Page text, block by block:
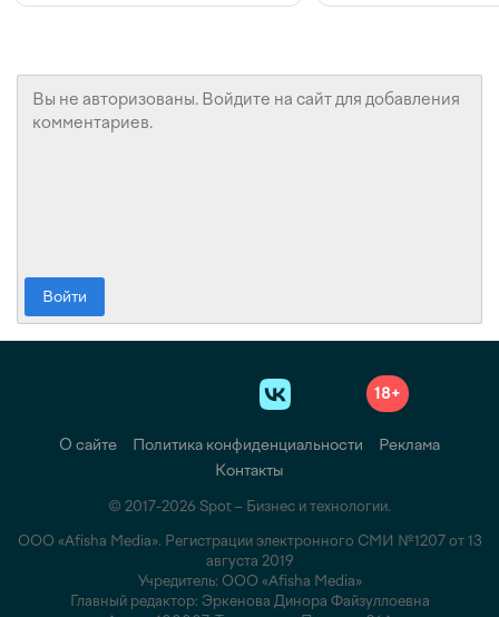
Войти
18+
О сайте Политика конфиденциальности
Реклама
Контакты
© 2017-2026 Spot – Бизнес и технологии.
ООО «Afisha Media». Регистрации электронного СМИ №1207 от 13
августа 2019
Учредитель: ООО «Afisha Media»
Главный редактор: Эркенова Динора Файзуллоевна